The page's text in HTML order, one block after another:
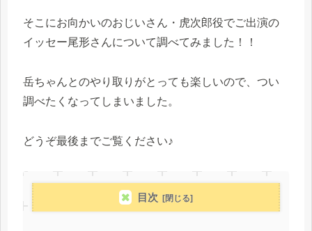
そこにお向かいのおじいさん・虎次郎役でご出演の
イッセー尾形さんについて調べてみました！！
岳ちゃんとのやり取りがとっても楽しいので、つい
調べたくなってしまいました。
どうぞ最後までご覧ください♪
目次